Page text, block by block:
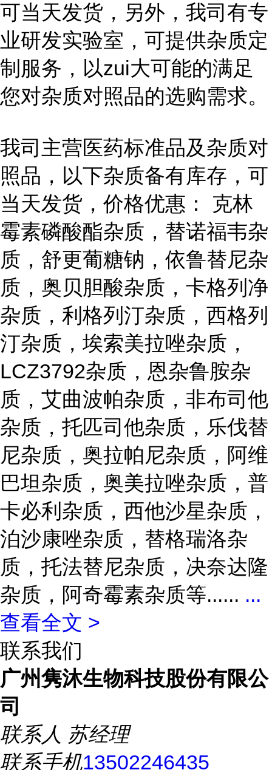
可当天发货，另外，我司有专
业研发实验室，可提供杂质定
制服务，以zui大可能的满足
您对杂质对照品的选购需求。
我司主营医药标准品及杂质对
照品，以下杂质备有库存，可
当天发货，价格优惠： 克林
霉素磷酸酯杂质，替诺福韦杂
质，舒更葡糖钠，依鲁替尼杂
质，奥贝胆酸杂质，卡格列净
杂质，利格列汀杂质，西格列
汀杂质，埃索美拉唑杂质，
LCZ3792杂质，恩杂鲁胺杂
质，艾曲波帕杂质，非布司他
杂质，托匹司他杂质，乐伐替
尼杂质，奥拉帕尼杂质，阿维
巴坦杂质，奥美拉唑杂质，普
卡必利杂质，西他沙星杂质，
泊沙康唑杂质，替格瑞洛杂
质，托法替尼杂质，决奈达隆
杂质，阿奇霉素杂质等...... ...
查看全文 >
联系我们
广州隽沐生物科技股份有限公
司
联系人 苏经理
联系手机13502246435